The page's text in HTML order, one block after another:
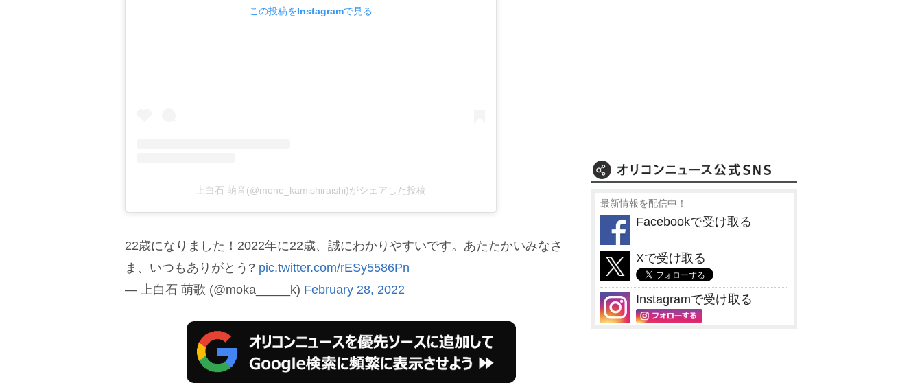
この投稿をInstagramで見る
上白石 萌音(@mone_kamishiraishi)がシェアした投稿
22歳になりました！2022年に22歳、誠にわかりやすいです。あたたかいみなさ
ま、いつもありがとう? pic.twitter.com/rESy5586Pn
— 上白石 萌歌 (@moka_____k) February 28, 2022
最新情報を配信中！
Facebookで受け取る
Xで受け取る
Instagramで受け取る